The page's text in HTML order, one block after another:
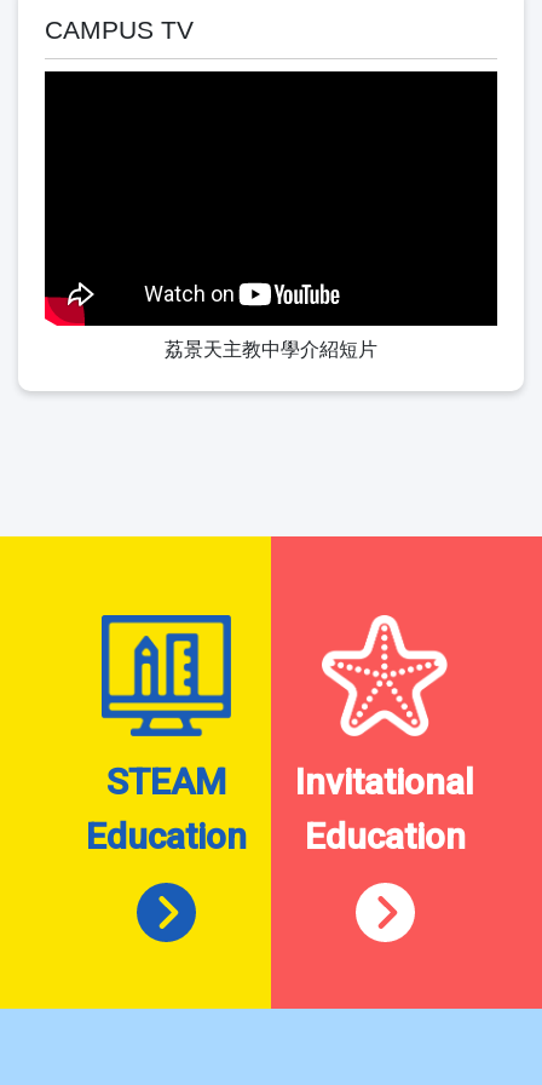
CAMPUS TV
荔景天主教中學介紹短片
STEAM
Education
Invitational
Education